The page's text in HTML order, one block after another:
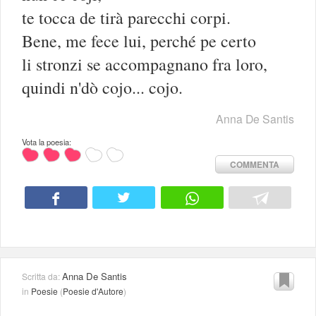
te tocca de tirà parecchi corpi.
Bene, me fece lui, perché pe certo
li stronzi se accompagnano fra loro,
quindi n'dò cojo... cojo.
Anna De Santis
Vota la poesia:
COMMENTA
Scritta da:Anna De Santis
in Poesie (Poesie d'Autore)